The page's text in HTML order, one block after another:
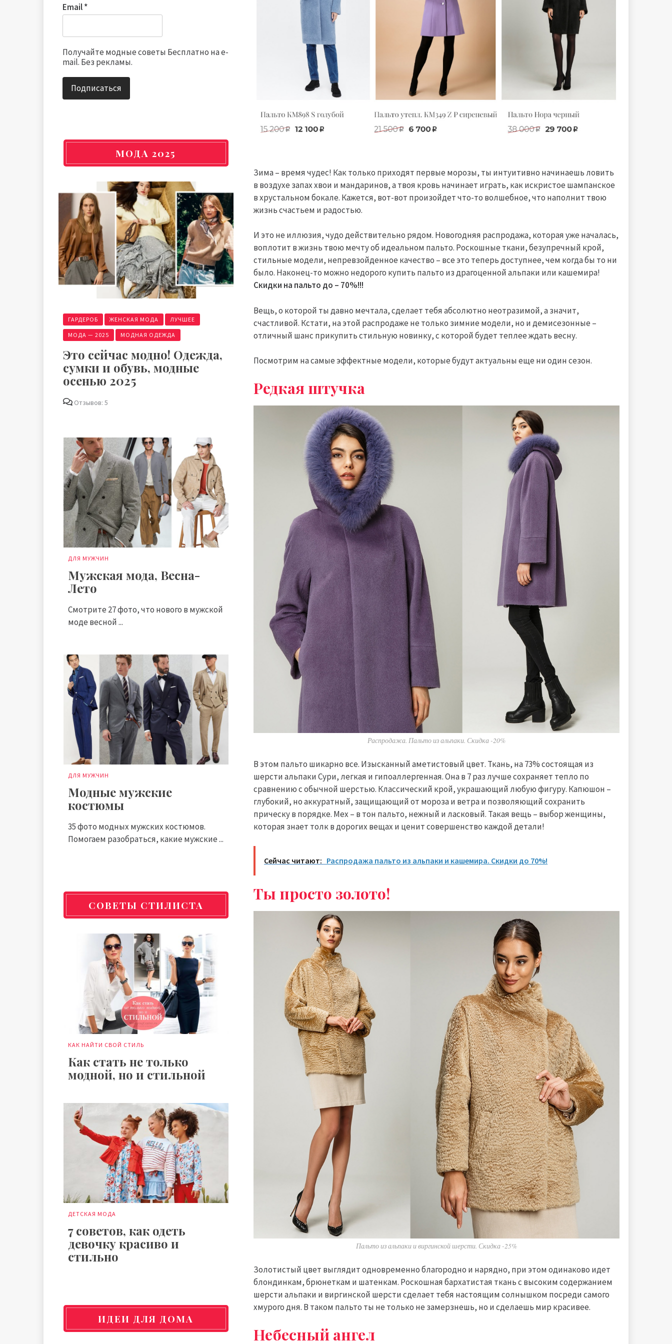
Зима – время чудес! Как только приходят первые морозы, ты интуитивно начинаешь ловить
в воздухе запах хвои и мандаринов, а твоя кровь начинает играть, как искристое шампанское
в хрустальном бокале. Кажется, вот-вот произойдет что-то волшебное, что наполнит твою
жизнь счастьем и радостью.
И это не иллюзия, чудо действительно рядом. Новогодняя распродажа, которая уже началась,
воплотит в жизнь твою мечту об идеальном пальто. Роскошные ткани, безупречный крой,
стильные модели, непревзойденное качество – все это теперь доступнее, чем когда бы то ни
было. Наконец-то можно недорого купить пальто из драгоценной альпаки или кашемира!
Скидки на пальто до – 70%!!!
Вещь, о которой ты давно мечтала, сделает тебя абсолютно неотразимой, а значит,
счастливой. Кстати, на этой распродаже не только зимние модели, но и демисезонные –
отличный шанс прикупить стильную новинку, с которой будет теплее ждать весну.
Посмотрим на самые эффектные модели, которые будут актуальны еще ни один сезон.
Редкая штучка
Распродажа. Пальто из альпаки. Скидка -20%
В этом пальто шикарно все. Изысканный аметистовый цвет. Ткань, на 73% состоящая из
шерсти альпаки Сури, легкая и гипоаллергенная. Она в 7 раз лучше сохраняет тепло по
сравнению с обычной шерстью. Классический крой, украшающий любую фигуру. Капюшон –
глубокий, но аккуратный, защищающий от мороза и ветра и позволяющий сохранить
прическу в порядке. Мех – в тон пальто, нежный и ласковый. Такая вещь – выбор женщины,
которая знает толк в дорогих вещах и ценит совершенство каждой детали!
Сейчас читают: Распродажа пальто из альпаки и кашемира. Скидки до 70%!
Ты просто золото!
Пальто из альпаки и виргинской шерсти. Скидка -25%
Золотистый цвет выглядит одновременно благородно и нарядно, при этом одинаково идет
блондинкам, брюнеткам и шатенкам. Роскошная бархатистая ткань с высоким содержанием
шерсти альпаки и виргинской шерсти сделает тебя настоящим солнышком посреди самого
хмурого дня. В таком пальто ты не только не замерзнешь, но и сделаешь мир красивее.
Небесный ангел
Email*
Получайте модные советы Бесплатно на e-
mail. Без рекламы.
МОДА 2025
ГАРДЕРОБ ЖЕНСКАЯ МОДА ЛУЧШЕЕ
МОДА — 2025 МОДНАЯ ОДЕЖДА
Это сейчас модно! Одежда,
сумки и обувь, модные
осенью 2025
Отзывов: 5
ДЛЯ МУЖЧИН
Мужская мода, Весна-
Лето
Смотрите 27 фото, что нового в мужской
моде весной ...
ДЛЯ МУЖЧИН
Модные мужские
костюмы
35 фото модных мужских костюмов.
Помогаем разобраться, какие мужские ...
СОВЕТЫ СТИЛИСТА
КАК НАЙТИ СВОЙ СТИЛЬ
Как стать не только
модной, но и стильной
ДЕТСКАЯ МОДА
7 советов, как одеть
девочку красиво и
стильно
ИДЕИ ДЛЯ ДОМА